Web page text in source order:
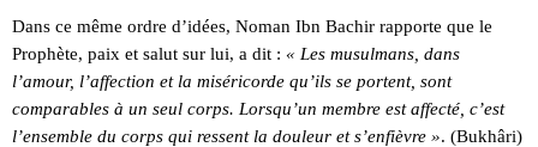
Dans ce même ordre d’idées, Noman Ibn Bachir rapporte que le
Prophète, paix et salut sur lui, a dit : « Les musulmans, dans
l’amour, l’affection et la miséricorde qu’ils se portent, sont
comparables à un seul corps. Lorsqu’un membre est affecté, c’est
l’ensemble du corps qui ressent la douleur et s’enfièvre ». (Bukhâri)